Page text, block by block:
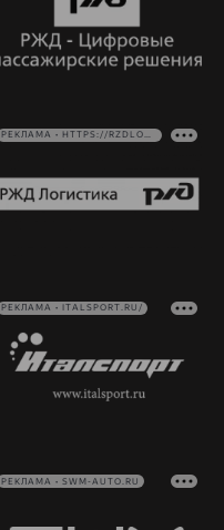
РЕКЛАМА • HTTPS://RZDLOG.RU/
РЕКЛАМА • ITALSPORT.RU/
РЕКЛАМА • SWM-AUTO.RU